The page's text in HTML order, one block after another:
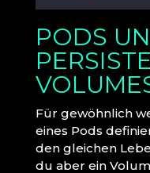
PODS
Für gewöhnlich
eines Pods
den gleichen
du aber ein